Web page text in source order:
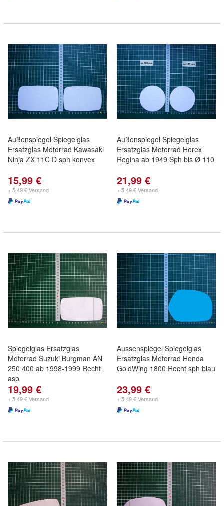
Außenspiegel Spiegelglas
Ersatzglas Motorrad Kawasaki
Ninja ZX 11C D sph konvex
15,99 €
+ 5,49 € Versand
Außenspiegel Spiegelglas
Ersatzglas Motorrad Horex
Regina ab 1949 Sph bis Ø 110
21,99 €
+ 5,49 € Versand
Spiegelglas Ersatzglas
Motorrad Suzuki Burgman AN
250 400 ab 1998-1999 Recht
asp
19,99 €
+ 5,49 € Versand
Aussenspiegel Spiegelglas
Ersatzglas Motorrad Honda
GoldWing 1800 Recht sph blau
23,99 €
+ 5,49 € Versand